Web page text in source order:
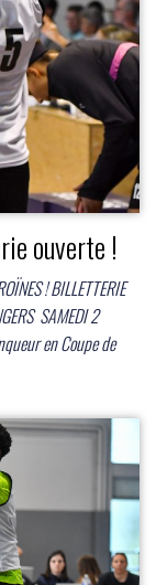
ouverte !
! BILLETTERIE
SAMEDI 2
en Coupe de